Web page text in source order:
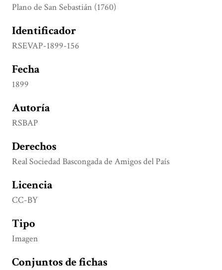
Plano de San Sebastián (1760)
Identificador
RSEVAP-1899-156
Fecha
1899
Autoría
RSBAP
Derechos
Real Sociedad Bascongada de Amigos del País
Licencia
CC-BY
Tipo
Imagen
Conjuntos de fichas